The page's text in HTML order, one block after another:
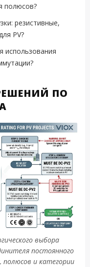
полюсов?
резистивные,
PV?
использования
ПО
выбора
постоянного
полюсов и категории